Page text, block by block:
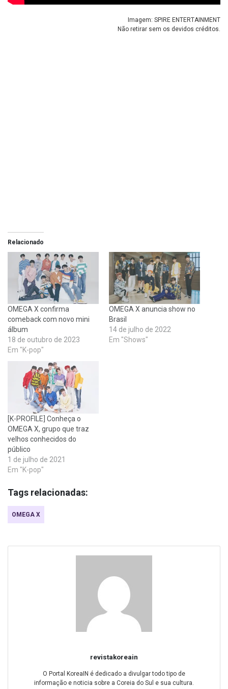
Imagem: SPIRE ENTERTAINMENT
Não retirar sem os devidos créditos.
Relacionado
OMEGA X confirma
comeback com novo mini
álbum
18 de outubro de 2023
Em "K-pop"
OMEGA X anuncia show no
Brasil
14 de julho de 2022
Em "Shows"
[K-PROFILE] Conheça o
OMEGA X, grupo que traz
velhos conhecidos do
público
1 de julho de 2021
Em "K-pop"
Tags relacionadas:
OMEGA X
revistakoreain
O Portal KoreaIN é dedicado a divulgar todo tipo de
informação e noticia sobre a Coreia do Sul e sua cultura.